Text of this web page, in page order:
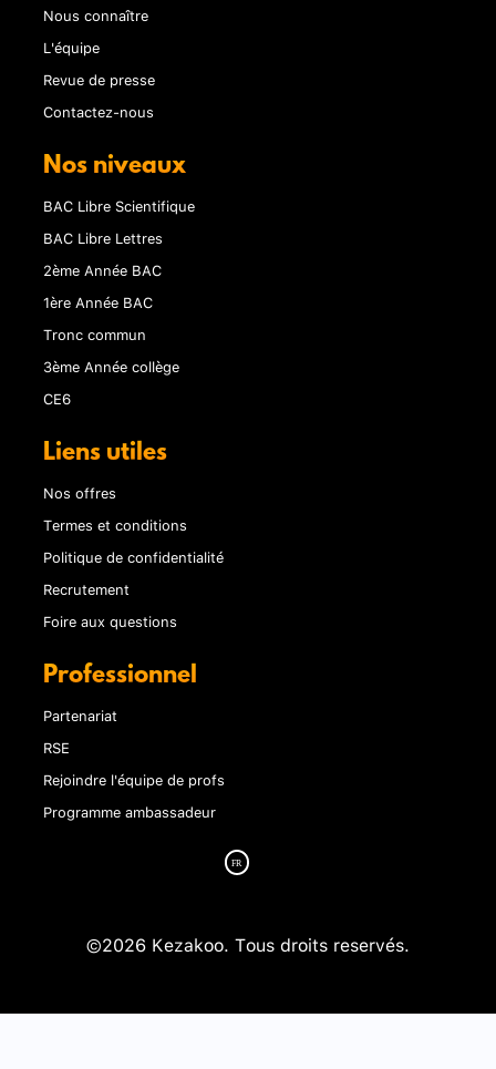
Nous connaître
L'équipe
Revue de presse
Contactez-nous
Nos niveaux
BAC Libre Scientifique
BAC Libre Lettres
2ème Année BAC
1ère Année BAC
Tronc commun
3ème Année collège
CE6
Liens utiles
Nos offres
Termes et conditions
Politique de confidentialité
Recrutement
Foire aux questions
Professionnel
Partenariat
RSE
Rejoindre l'équipe de profs
Programme ambassadeur
©2026 Kezakoo. Tous droits reservés.